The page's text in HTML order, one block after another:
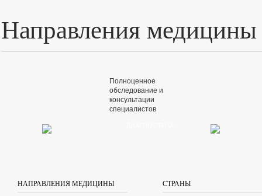
Направления медицины
Полноценное
обследование и
консультации
специалистов
ОНКОЛОГИЯ
НАПРАВЛЕНИЯ МЕДИЦИНЫ СТРАНЫ